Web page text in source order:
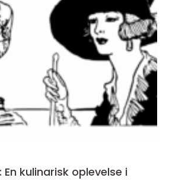
En kulinarisk oplevelse i